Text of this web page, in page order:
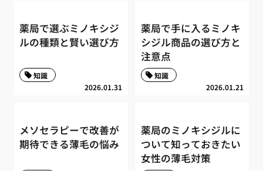
薬局で選ぶミノキシジ
ルの種類と賢い選び方
2026.01.31
知識
薬局で手に入るミノキ
シジル商品の選び方と
注意点
2026.01.21
知識
メソセラピーで改善が
期待できる薄毛の悩み
薬局のミノキシジルに
ついて知っておきたい
女性の薄毛対策